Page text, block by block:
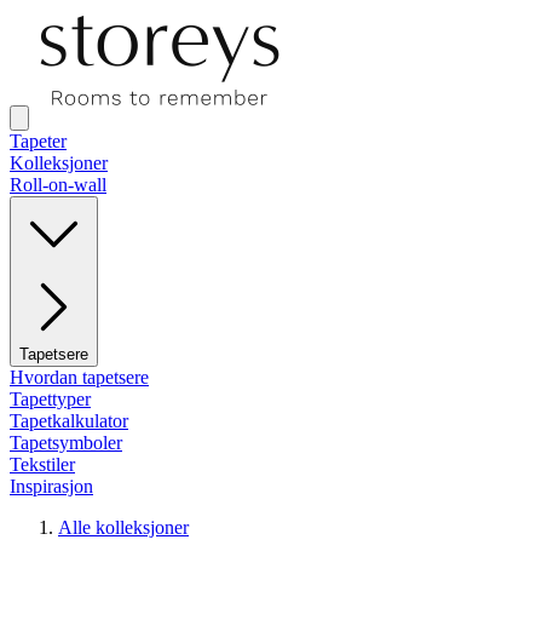
Tapeter
Kolleksjoner
Roll-on-wall
Tapetsere
Hvordan tapetsere
Tapettyper
Tapetkalkulator
Tapetsymboler
Tekstiler
Inspirasjon
Alle kolleksjoner